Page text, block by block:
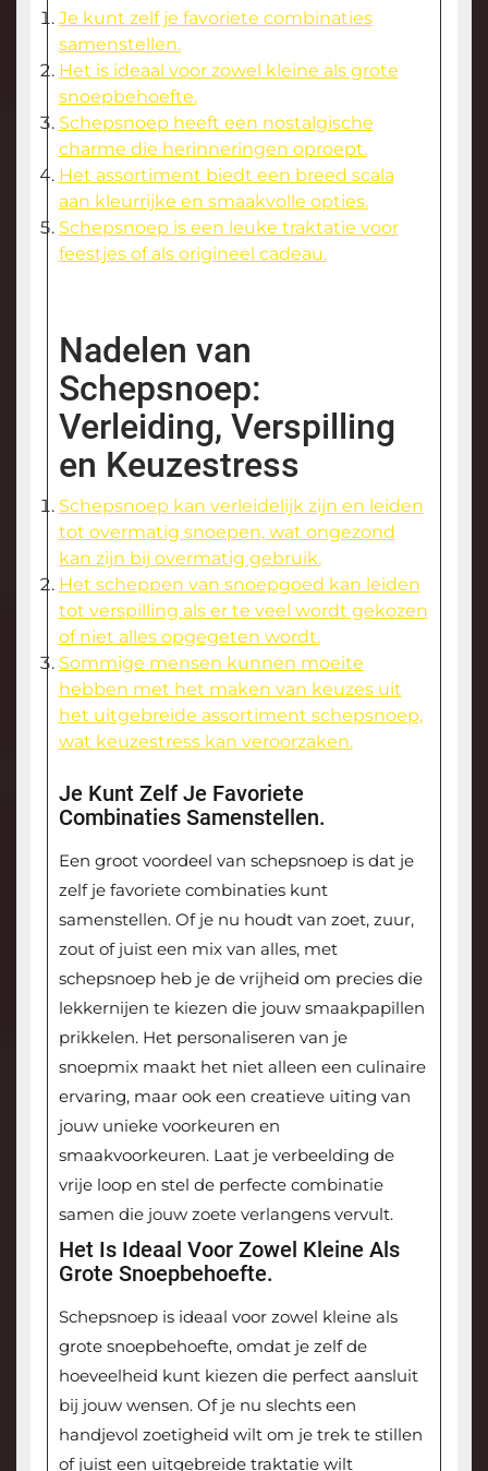
Je kunt zelf je favoriete combinaties
samenstellen.
Het is ideaal voor zowel kleine als grote
snoepbehoefte.
Schepsnoep heeft een nostalgische
charme die herinneringen oproept.
Het assortiment biedt een breed scala
aan kleurrijke en smaakvolle opties.
Schepsnoep is een leuke traktatie voor
feestjes of als origineel cadeau.
Nadelen van
Schepsnoep:
Verleiding, Verspilling
en Keuzestress
Schepsnoep kan verleidelijk zijn en leiden
tot overmatig snoepen, wat ongezond
kan zijn bij overmatig gebruik.
Het scheppen van snoepgoed kan leiden
tot verspilling als er te veel wordt gekozen
of niet alles opgegeten wordt.
Sommige mensen kunnen moeite
hebben met het maken van keuzes uit
het uitgebreide assortiment schepsnoep,
wat keuzestress kan veroorzaken.
Je Kunt Zelf Je Favoriete
Combinaties Samenstellen.
Een groot voordeel van schepsnoep is dat je
zelf je favoriete combinaties kunt
samenstellen. Of je nu houdt van zoet, zuur,
zout of juist een mix van alles, met
schepsnoep heb je de vrijheid om precies die
lekkernijen te kiezen die jouw smaakpapillen
prikkelen. Het personaliseren van je
snoepmix maakt het niet alleen een culinaire
ervaring, maar ook een creatieve uiting van
jouw unieke voorkeuren en
smaakvoorkeuren. Laat je verbeelding de
vrije loop en stel de perfecte combinatie
samen die jouw zoete verlangens vervult.
Het Is Ideaal Voor Zowel Kleine Als
Grote Snoepbehoefte.
Schepsnoep is ideaal voor zowel kleine als
grote snoepbehoefte, omdat je zelf de
hoeveelheid kunt kiezen die perfect aansluit
bij jouw wensen. Of je nu slechts een
handjevol zoetigheid wilt om je trek te stillen
of juist een uitgebreide traktatie wilt